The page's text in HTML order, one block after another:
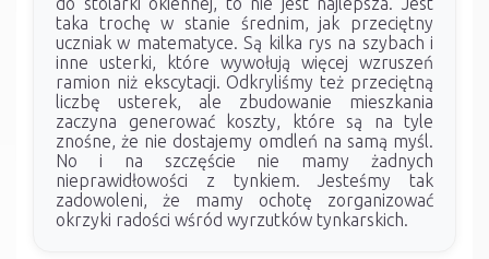
taka trochę w stanie średnim, jak przeciętny
uczniak w matematyce. Są kilka rys na szybach i
inne usterki, które wywołują więcej wzruszeń
ramion niż ekscytacji. Odkryliśmy też przeciętną
liczbę usterek, ale zbudowanie mieszkania
zaczyna generować koszty, które są na tyle
znośne, że nie dostajemy omdleń na samą myśl.
No i na szczęście nie mamy żadnych
nieprawidłowości z tynkiem. Jesteśmy tak
zadowoleni, że mamy ochotę zorganizować
okrzyki radości wśród wyrzutków tynkarskich.